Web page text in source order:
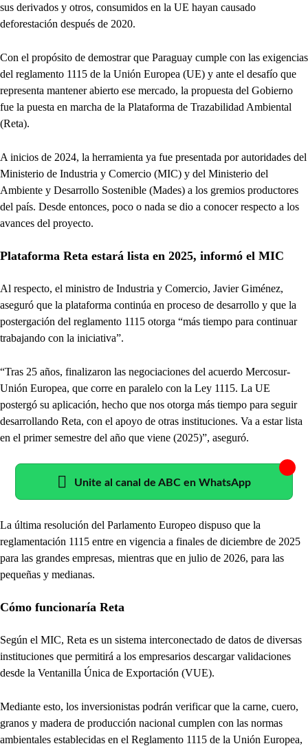
sus derivados y otros, consumidos en la UE hayan causado
deforestación después de 2020.
Con el propósito de demostrar que Paraguay cumple con las exigencias
del reglamento 1115 de la Unión Europea (UE) y ante el desafío que
representa mantener abierto ese mercado, la propuesta del Gobierno
fue la puesta en marcha de la Plataforma de Trazabilidad Ambiental
(Reta).
A inicios de 2024, la herramienta ya fue presentada por autoridades del
Ministerio de Industria y Comercio (MIC) y del Ministerio del
Ambiente y Desarrollo Sostenible (Mades) a los gremios productores
del país. Desde entonces, poco o nada se dio a conocer respecto a los
avances del proyecto.
Plataforma Reta estará lista en 2025, informó el MIC
Al respecto, el ministro de Industria y Comercio, Javier Giménez,
aseguró que la plataforma continúa en proceso de desarrollo y que la
postergación del reglamento 1115 otorga “más tiempo para continuar
trabajando con la iniciativa”.
“Tras 25 años, finalizaron las negociaciones del acuerdo Mercosur-
Unión Europea, que corre en paralelo con la Ley 1115. La UE
postergó su aplicación, hecho que nos otorga más tiempo para seguir
desarrollando Reta, con el apoyo de otras instituciones. Va a estar lista
en el primer semestre del año que viene (2025)”, aseguró.
Unite al canal de ABC en WhatsApp
La última resolución del Parlamento Europeo dispuso que la
reglamentación 1115 entre en vigencia a finales de diciembre de 2025
para las grandes empresas, mientras que en julio de 2026, para las
pequeñas y medianas.
Cómo funcionaría Reta
Según el MIC, Reta es un sistema interconectado de datos de diversas
instituciones que permitirá a los empresarios descargar validaciones
desde la Ventanilla Única de Exportación (VUE).
Mediante esto, los inversionistas podrán verificar que la carne, cuero,
granos y madera de producción nacional cumplen con las normas
ambientales establecidas en el Reglamento 1115 de la Unión Europea,